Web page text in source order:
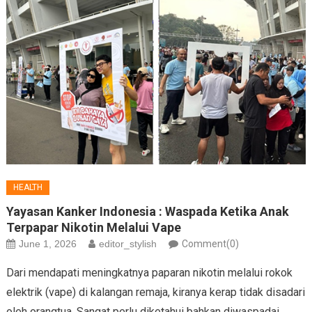
HEALTH
Yayasan Kanker Indonesia : Waspada Ketika Anak
Terpapar Nikotin Melalui Vape
June 1, 2026 editor_stylish Comment(0)
Dari mendapati meningkatnya paparan nikotin melalui rokok
elektrik (vape) di kalangan remaja, kiranya kerap tidak disadari